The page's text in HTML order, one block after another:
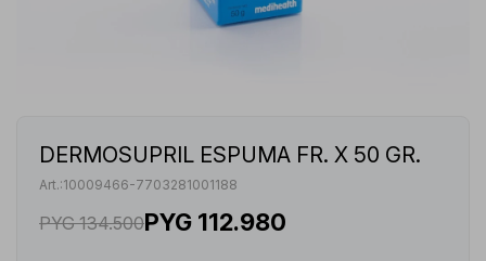
DERMOSUPRIL ESPUMA FR. X 50 GR.
10009466-7703281001188
PYG 134.500PYG 112.980